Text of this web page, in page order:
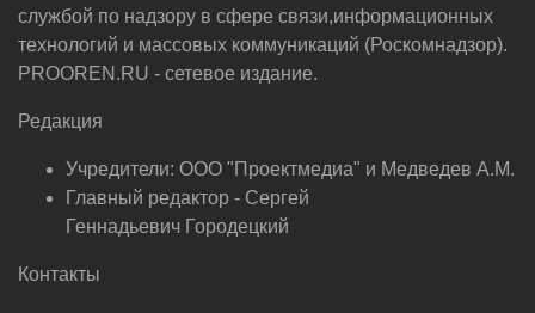
службой по надзору в сфере связи,информационных
технологий и массовых коммуникаций (Роскомнадзор).
PROOREN.RU - сетевое издание.
Редакция
Учредители: ООО "Проектмедиа" и Медведев А.М.
Главный редактор - Сергей
Геннадьевич Городецкий
Контакты